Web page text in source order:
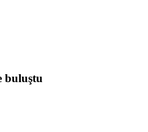
buluştu